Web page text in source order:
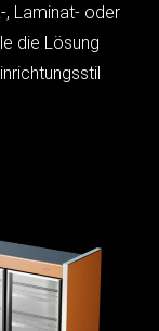
, Laminat- oder
die Lösung